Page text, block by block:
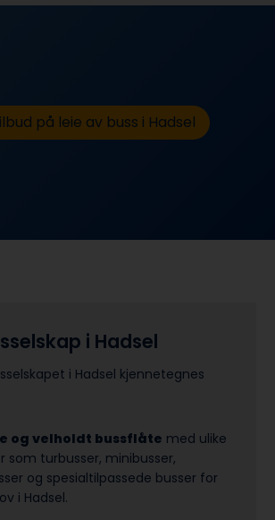
på leie av buss i Hadsel
i Hadsel
i Hadsel kjennetegnes
og velholdt bussflåte med ulike
som turbusser, minibusser,
og spesialtilpassede busser for
i Hadsel.